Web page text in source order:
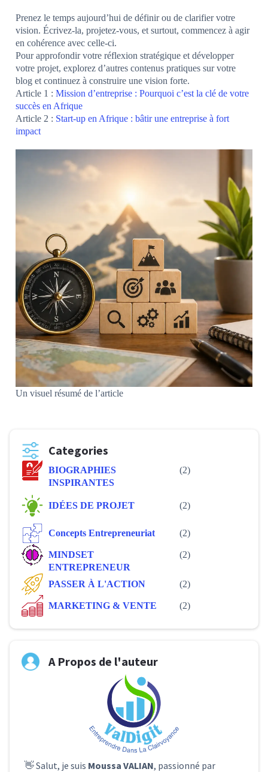
Prenez le temps aujourd’hui de définir ou de clarifier votre
vision. Écrivez-la, projetez-vous, et surtout, commencez à agir
en cohérence avec celle-ci.
Pour approfondir votre réflexion stratégique et développer
votre projet, explorez d’autres contenus pratiques sur votre
blog et continuez à construire une vision forte.
Article 1 : Mission d’entreprise : Pourquoi c’est la clé de votre
succès en Afrique
Article 2 : Start-up en Afrique : bâtir une entreprise à fort
impact
Un visuel résumé de l’article
Categories
BIOGRAPHIES
INSPIRANTES
(2)
IDÉES DE PROJET (2)
Concepts Entrepreneuriat (2)
MINDSET
ENTREPRENEUR
(2)
PASSER À L'ACTION (2)
MARKETING & VENTE (2)
A Propos de l'auteur
👋 Salut, je suis Moussa VALIAN, passionné par